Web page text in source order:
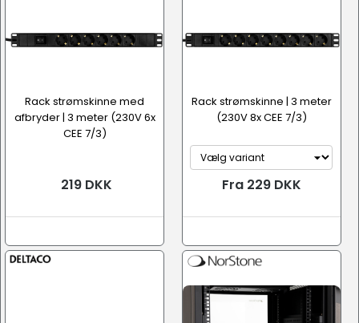
Rack strømskinne med
afbryder | 3 meter (230V 6x
CEE 7/3)
219 DKK
Rack strømskinne | 3 meter
(230V 8x CEE 7/3)
Fra 229 DKK